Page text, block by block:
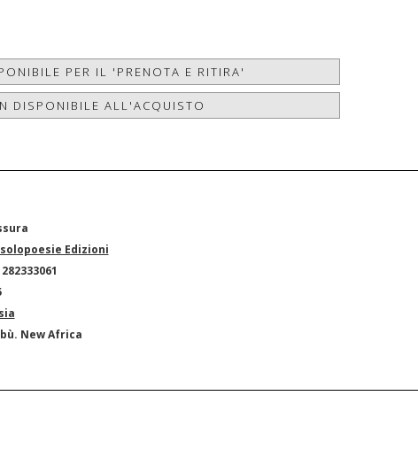
PER IL 'PRENOTA E RITIRA'
DISPONIBILE ALL'ACQUISTO
Edizioni
New Africa